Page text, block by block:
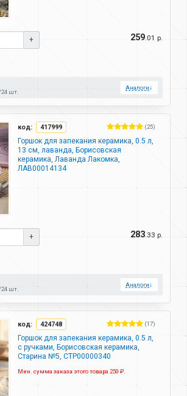
+ 259 .01 р.
24 шт.
Аналоги↓
код: 417999 (25)
Горшок для запекания керамика, 0.5 л,
13 см, лаванда, Борисовская
керамика, Лаванда Лакомка,
ЛАВ00014134
+ 283 .33 р.
24 шт.
Аналоги↓
код: 424748 (17)
Горшок для запекания керамика, 0.5 л,
с ручками, Борисовская керамика,
Старина №5, СТР00000340
Мин. сумма заказа этого товара 250 ₽.